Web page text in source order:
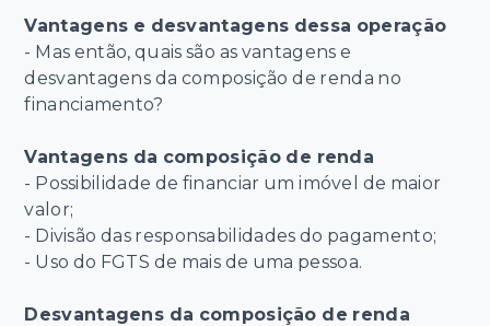
Vantagens e desvantagens dessa operação
- Mas então, quais são as vantagens e
desvantagens da composição de renda no
financiamento?
Vantagens da composição de renda
- Possibilidade de financiar um imóvel de maior
valor;
- Divisão das responsabilidades do pagamento;
- Uso do FGTS de mais de uma pessoa.
Desvantagens da composição de renda